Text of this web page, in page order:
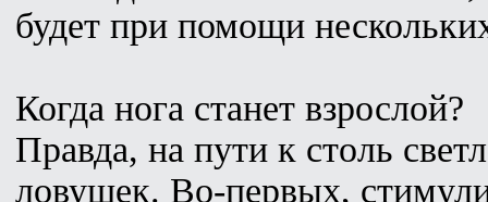
будет при помощи
Когда нога станет взрослой?
Правда, на пути к столь
ловушек. Во-первых,